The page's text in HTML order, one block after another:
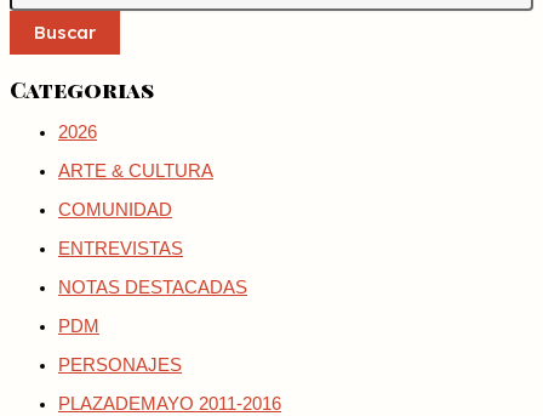
Buscar
Categorias
2026
ARTE & CULTURA
COMUNIDAD
ENTREVISTAS
NOTAS DESTACADAS
PDM
PERSONAJES
PLAZADEMAYO 2011-2016